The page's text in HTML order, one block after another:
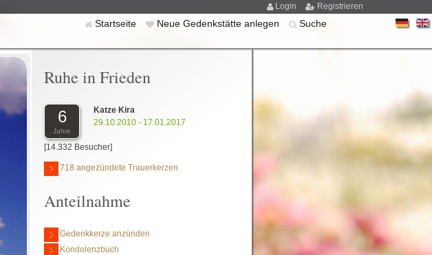
Login Registrieren
Startseite Neue Gedenkstätte anlegen Suche
Ruhe in Frieden
6
Jahre
Katze Kira
29.10.2010 - 17.01.2017
[14.332 Besucher]
718 angezündete Trauerkerzen
Anteilnahme
Gedenkkerze anzünden
Kondolenzbuch